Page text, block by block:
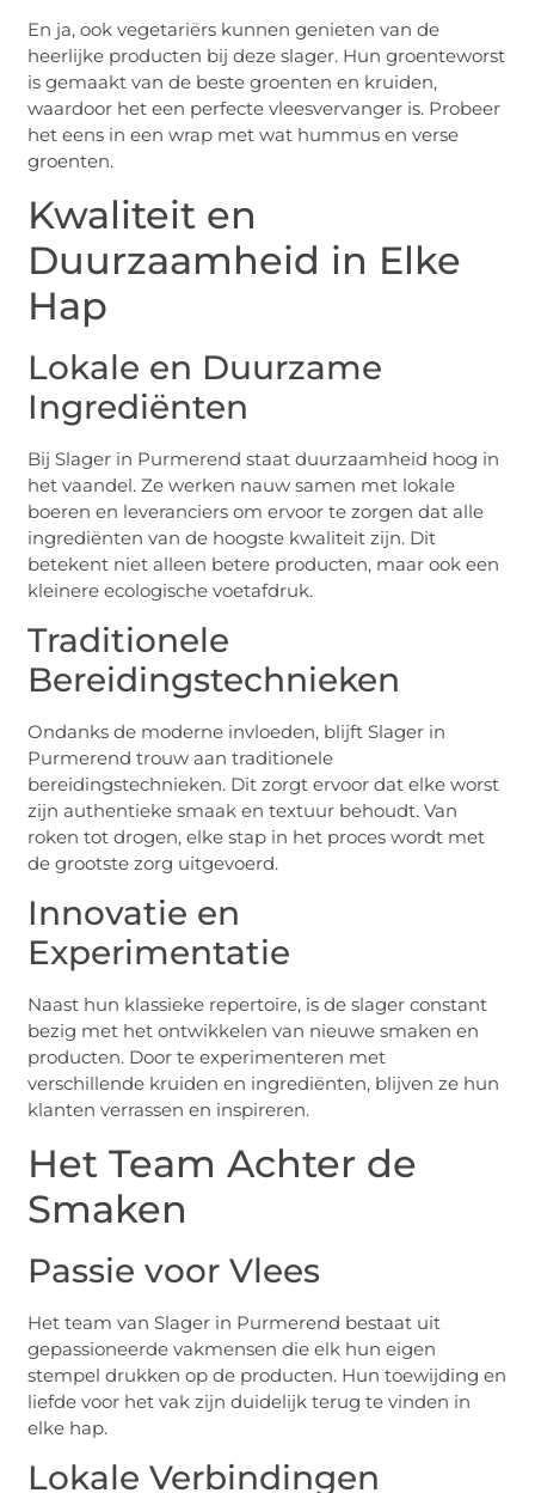
En ja, ook vegetariërs kunnen genieten van de
heerlijke producten bij deze slager. Hun groenteworst
is gemaakt van de beste groenten en kruiden,
waardoor het een perfecte vleesvervanger is. Probeer
het eens in een wrap met wat hummus en verse
groenten.
Kwaliteit en
Duurzaamheid in Elke
Hap
Lokale en Duurzame
Ingrediënten
Bij Slager in Purmerend staat duurzaamheid hoog in
het vaandel. Ze werken nauw samen met lokale
boeren en leveranciers om ervoor te zorgen dat alle
ingrediënten van de hoogste kwaliteit zijn. Dit
betekent niet alleen betere producten, maar ook een
kleinere ecologische voetafdruk.
Traditionele
Bereidingstechnieken
Ondanks de moderne invloeden, blijft Slager in
Purmerend trouw aan traditionele
bereidingstechnieken. Dit zorgt ervoor dat elke worst
zijn authentieke smaak en textuur behoudt. Van
roken tot drogen, elke stap in het proces wordt met
de grootste zorg uitgevoerd.
Innovatie en
Experimentatie
Naast hun klassieke repertoire, is de slager constant
bezig met het ontwikkelen van nieuwe smaken en
producten. Door te experimenteren met
verschillende kruiden en ingrediënten, blijven ze hun
klanten verrassen en inspireren.
Het Team Achter de
Smaken
Passie voor Vlees
Het team van Slager in Purmerend bestaat uit
gepassioneerde vakmensen die elk hun eigen
stempel drukken op de producten. Hun toewijding en
liefde voor het vak zijn duidelijk terug te vinden in
elke hap.
Lokale Verbindingen